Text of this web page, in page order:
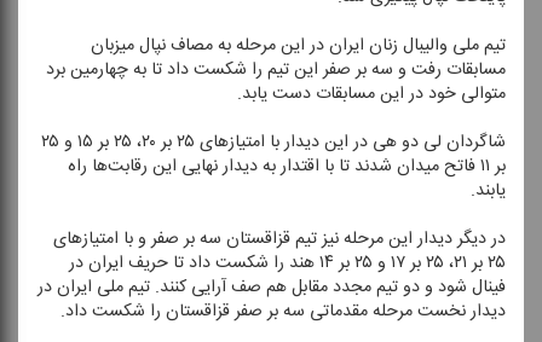
تیم ملی والیبال زنان ایران در این مرحله به مصاف نپال میزبان
مسابقات رفت و سه بر صفر این تیم را شكست داد تا به چهارمین برد
متوالی خود در این مسابقات دست یابد.
شاگردان لی دو هی در این دیدار با امتیازهای ۲۵ بر ۲۰، ۲۵ بر ۱۵ و ۲۵
بر ۱۱ فاتح میدان شدند تا با اقتدار به دیدار نهایی این رقابت‌ها راه
یابند.
در دیگر دیدار این مرحله نیز تیم قزاقستان سه بر صفر و با امتیازهای
۲۵ بر ۲۱، ۲۵ بر ۱۷ و ۲۵ بر ۱۴ هند را شكست داد تا حریف ایران در
فینال شود و دو تیم مجدد مقابل هم صف آرایی كنند. تیم ملی ایران در
دیدار نخست مرحله مقدماتی سه بر صفر قزاقستان را شكست داد.